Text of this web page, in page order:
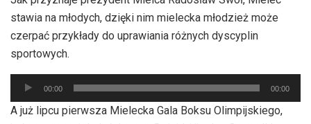
dźwiękowych
stawia na młodych, dzięki nim mielecka młodzież może
czerpać przykłady do uprawiania różnych dyscyplin
sportowych.
Odtwarzacz
plików
dźwiękowych
00:00 00:00
A już lipcu pierwsza Mielecka Gala Boksu Olimpijskiego,